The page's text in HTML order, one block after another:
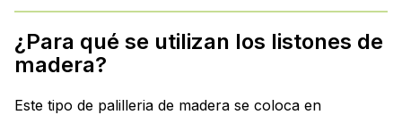
¿Para qué se utilizan los listones de
madera?
Este tipo de palilleria de madera se coloca en